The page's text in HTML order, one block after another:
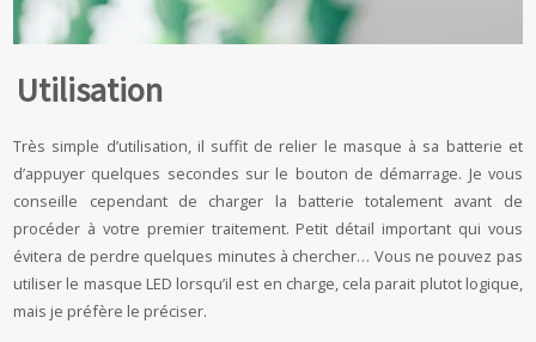
Utilisation
Très simple d’utilisation, il suffit de relier le masque à sa batterie et
d’appuyer quelques secondes sur le bouton de démarrage. Je vous
conseille cependant de charger la batterie totalement avant de
procéder à votre premier traitement. Petit détail important qui vous
évitera de perdre quelques minutes à chercher… Vous ne pouvez pas
utiliser le masque LED lorsqu’il est en charge, cela parait plutot logique,
mais je préfère le préciser.